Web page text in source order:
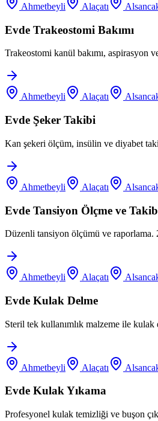
Ahmetbeyli Alaçatı
Evde Trakeostomi Bakımı
Trakeostomi kanül bakımı,
Ahmetbeyli Alaçatı
Evde Şeker Takibi
Kan şekeri ölçüm, insülin ve diyabet
Ahmetbeyli Alaçatı
Evde Tansiyon Ölçme ve
Düzenli tansiyon ölçümü ve
Ahmetbeyli Alaçatı
Evde Kulak Delme
Steril tek kullanımlık malzeme ile
Ahmetbeyli Alaçatı
Evde Kulak Yıkama
Profesyonel kulak temizliği ve buşon